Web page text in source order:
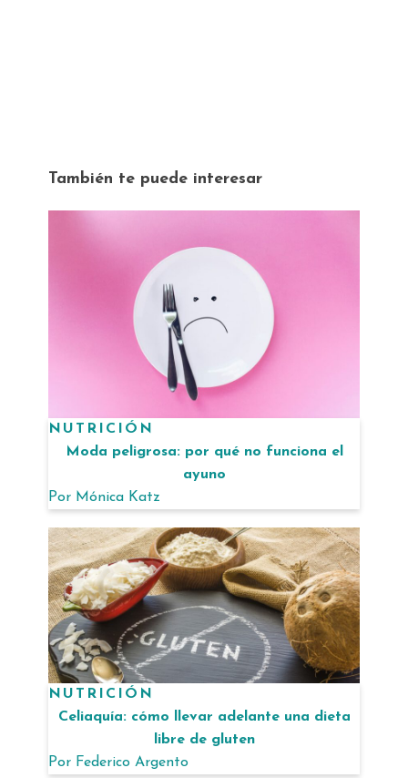
También te puede interesar
NUTRICIÓN
Moda peligrosa: por qué no funciona el
ayuno
Por Mónica Katz
NUTRICIÓN
Celiaquía: cómo llevar adelante una dieta
libre de gluten
Por Federico Argento